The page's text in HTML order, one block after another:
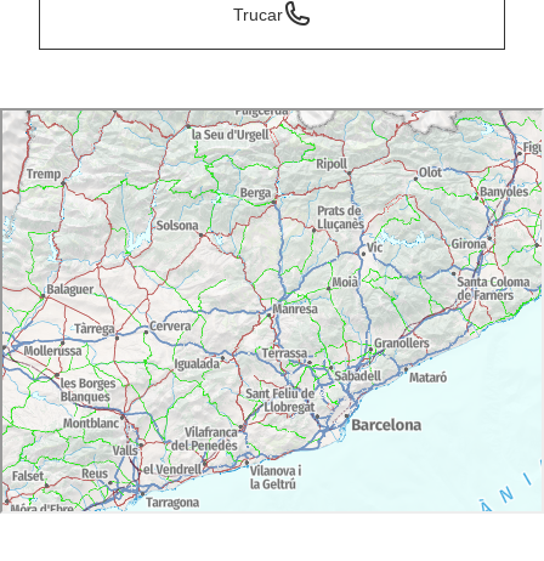
Trucar